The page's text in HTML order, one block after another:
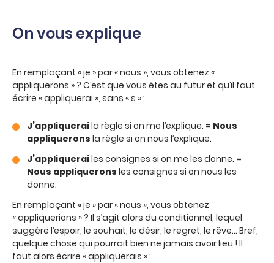
On vous explique
En remplaçant « je » par « nous », vous obtenez «
appliquerons » ? C’est que vous êtes au futur et qu’il faut
écrire « appliquerai », sans « s » :
J’appliqueraila règle si on me l’explique. = Nous
appliquerons la règle si on nous l’explique.
J’appliquerailes consignes si on me les donne. =
Nous appliquerons les consignes si on nous les
donne.
En remplaçant « je » par « nous », vous obtenez
« appliquerions » ? Il s’agit alors du conditionnel, lequel
suggère l’espoir, le souhait, le désir, le regret, le rêve… Bref,
quelque chose qui pourrait bien ne jamais avoir lieu ! Il
faut alors écrire « appliquerais » :